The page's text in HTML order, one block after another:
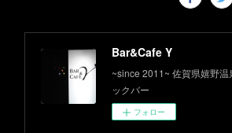
Bar&Cafe Y
~since 2011~ 佐賀県嬉野温
ックバー
フォロー